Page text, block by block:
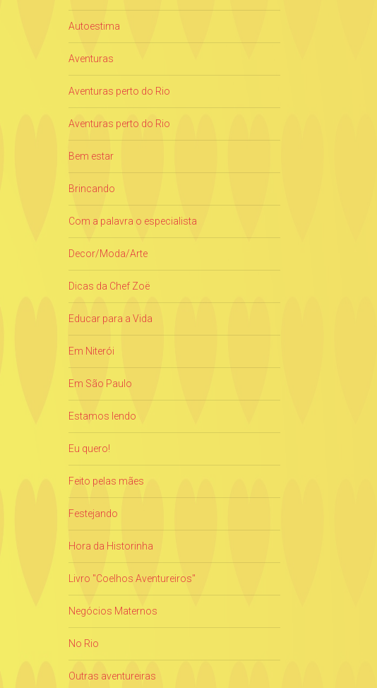
Autoestima
Aventuras
Aventuras perto do Rio
Aventuras perto do Rio
Bem estar
Brincando
Com a palavra o especialista
Decor/Moda/Arte
Dicas da Chef Zoë
Educar para a Vida
Em Niterói
Em São Paulo
Estamos lendo
Eu quero!
Feito pelas mães
Festejando
Hora da Historinha
Livro "Coelhos Aventureiros"
Negócios Maternos
No Rio
Outras aventureiras